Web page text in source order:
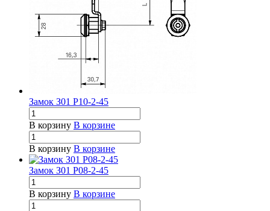
Замок З01 Р10-2-45
В корзину В корзине
В корзину В корзине
Замок З01 Р08-2-45
В корзину В корзине